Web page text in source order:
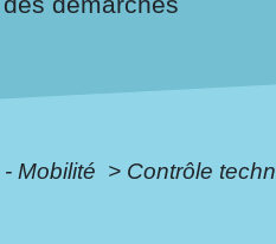
Mobilité > Contrôle